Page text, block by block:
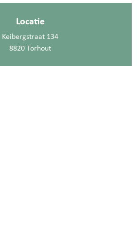
Locatie
Keibergstraat 134
8820 Torhout